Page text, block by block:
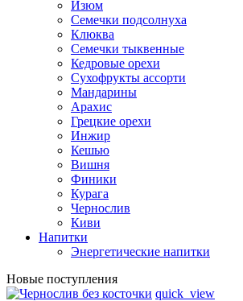
Изюм
Семечки подсолнуха
Клюква
Семечки тыквенные
Кедровые орехи
Сухофрукты ассорти
Мандарины
Арахис
Грецкие орехи
Инжир
Кешью
Вишня
Финики
Курага
Чернослив
Киви
Напитки
Энергетические напитки
Новые поступления
quick_view